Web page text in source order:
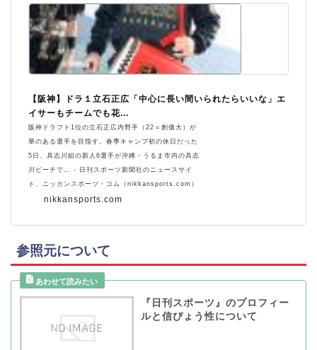
nikkansports.com
【阪神】ドラ１立石正広「中心に長い間いられたらいいな」エ
イサーもチームでも花...
阪神ドラフト1位の立石正広内野手（22＝創価大）が
華のある選手を目指す。春季キャンプ初の休日だった
5日、具志川組の新人6選手が沖縄・うるま市内の具志
川ビーチで… - 日刊スポーツ新聞社のニュースサイ
ト、ニッカンスポーツ・コム（nikkansports.com）
参照元について
『日刊スポーツ』のプロフィー
ルと信ぴょう性について